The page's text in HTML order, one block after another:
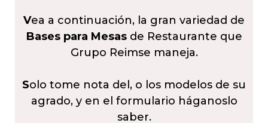
Vea a continuación, la gran variedad de
Bases para Mesasde Restaurante que
Grupo Reimse maneja.
Solo tome nota del, o los modelos de su
agrado, y en el formulario háganoslo
saber.